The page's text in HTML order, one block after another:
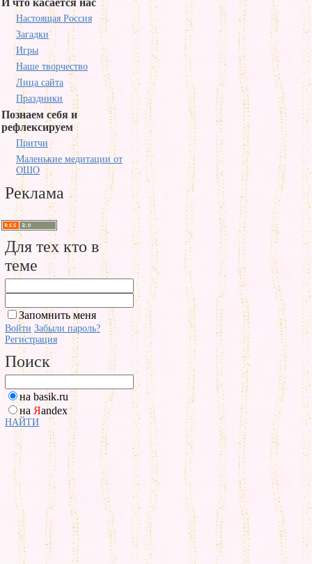
И что касается нас
Настоящая Россия
Загадки
Игры
Наше творчество
Лица сайта
Праздники
Познаем себя и
рефлексируем
Притчи
Маленькие медитации от
ОШО
Реклама
Для тех кто в
теме
Запомнить меня
Войти Забыли пароль?
Регистрация
Поиск
на basik.ru
на Яandex
НАЙТИ